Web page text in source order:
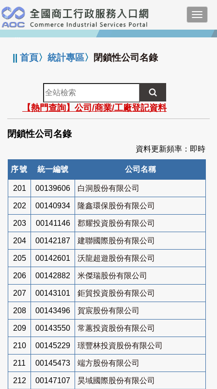
跳
到
主
要
:::
||首頁〉統計專區〉 閉鎖性公司名錄
全
站
檢
索
【熱門查詢】公司/商業/工廠登記資料
閉鎖性公司名錄
資料更新頻率：即時
序號 統一編號 公司名稱
201 00139606 白洞股份有限公司
202 00140934 隆鑫環保股份有限公司
203 00141146 郡耀投資股份有限公司
204 00142187 建聯國際股份有限公司
205 00142601 沃龍超遊股份有限公司
206 00142882 米傑瑞股份有限公司
207 00143101 鉅貿投資股份有限公司
208 00143496 賀宸股份有限公司
209 00143550 常蕙投資股份有限公司
210 00145229 璟豐林投資股份有限公司
211 00145473 端方股份有限公司
212 00147107 昊域國際股份有限公司